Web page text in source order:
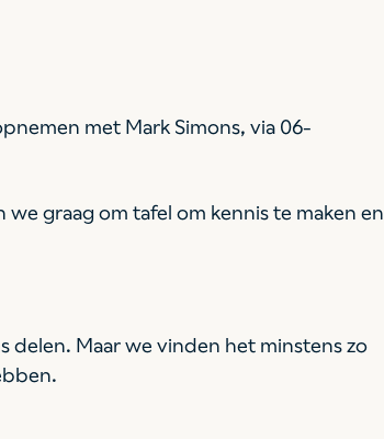
met Mark Simons, via 06-
graag om tafel om kennis te maken en
delen. Maar we vinden het minstens zo